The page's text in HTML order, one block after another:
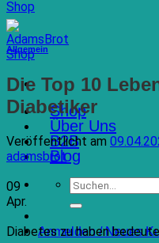
Shop
Über Uns
B2B
Blog
Suchen
nach:
Anmelden / Neues
Allgemein
Die Top 10
Diabetiker
Veröffentlicht am
adamsbrot
09
Apr.
Diabetes zu haben